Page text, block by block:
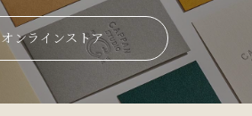
オンラインストア